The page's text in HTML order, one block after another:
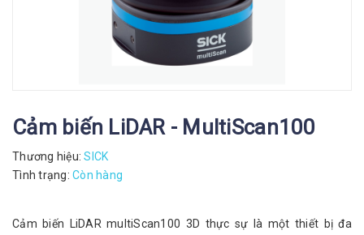
Cảm biến LiDAR - MultiScan100
Thương hiệu: SICK
Tình trạng: Còn hàng
Cảm biến LiDAR multiScan100 3D thực sự là một thiết bị đa